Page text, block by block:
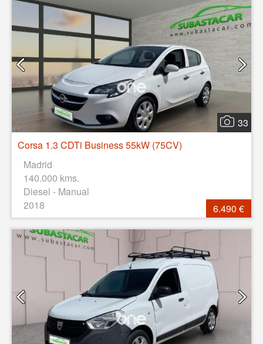
33
Corsa 1.3 CDTi Business 55kW (75CV)
Madrid
140.000 kms.
Diesel - Manual
2018
6.490 €